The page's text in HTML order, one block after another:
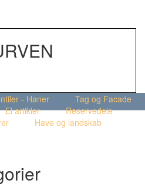
- Haner
Tag og Facade
El artikler
Reservedele
Have og landskab